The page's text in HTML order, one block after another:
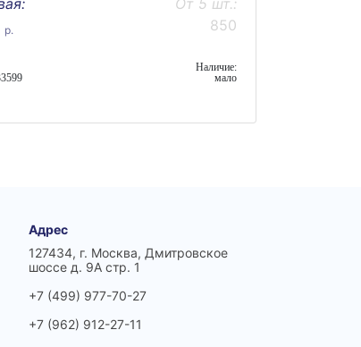
р.
850
Наличие:
мало
Адрес
127434, г. Москва, Дмитровское
шоссе д. 9А стр. 1
+7 (499) 977-70-27
+7 (962) 912-27-11